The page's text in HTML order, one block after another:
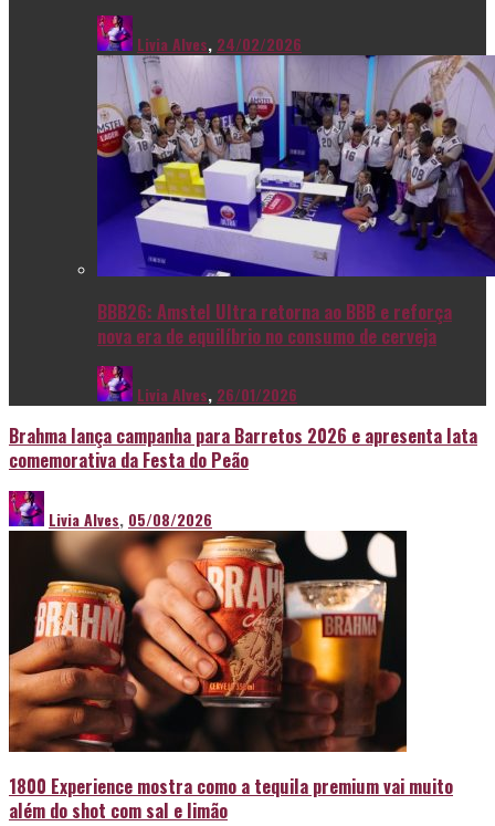
Livia Alves, 24/02/2026
BBB26: Amstel Ultra retorna ao BBB e reforça
nova era de equilíbrio no consumo de cerveja
Livia Alves, 26/01/2026
Brahma lança campanha para Barretos 2026 e apresenta lata
comemorativa da Festa do Peão
Livia Alves, 05/08/2026
1800 Experience mostra como a tequila premium vai muito
além do shot com sal e limão